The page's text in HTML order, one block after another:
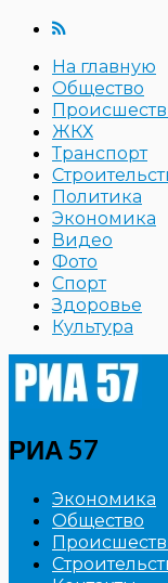
На главную
Общество
ЖКХ
Транспорт
Политика
Экономика
Видео
Фото
Спорт
Здоровье
Культура
РИА 57
Экономика
Общество